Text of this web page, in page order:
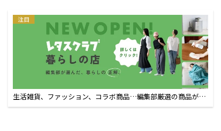
注目
生活雑貨、ファッション、コラボ商品…編集部厳選の商品が買
えるECサイト